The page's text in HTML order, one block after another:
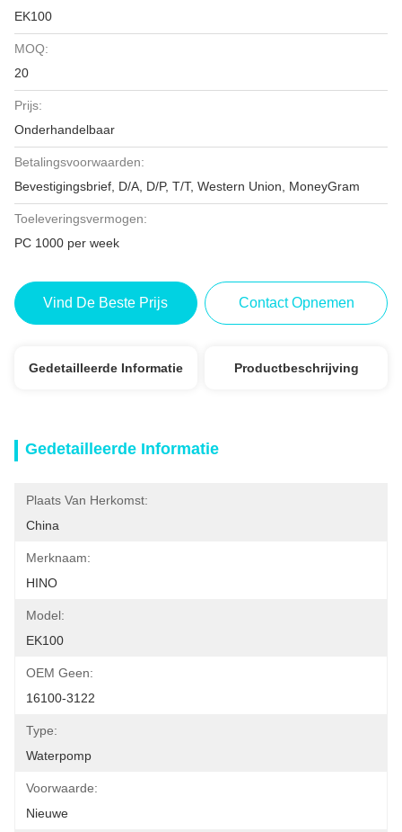
EK100
MOQ:
20
Prijs:
Onderhandelbaar
Betalingsvoorwaarden:
Bevestigingsbrief, D/A, D/P, T/T, Western Union, MoneyGram
Toeleveringsvermogen:
PC 1000 per week
Vind De Beste Prijs Contact Opnemen
Gedetailleerde Informatie Productbeschrijving
Gedetailleerde Informatie
Plaats Van Herkomst:
China
Merknaam:
HINO
Model:
EK100
OEM Geen:
16100-3122
Type:
Waterpomp
Voorwaarde:
Nieuwe